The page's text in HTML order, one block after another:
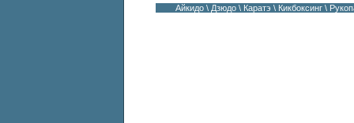
Айкидо \ Дзюдо \ Каратэ \ Кикбоксинг \